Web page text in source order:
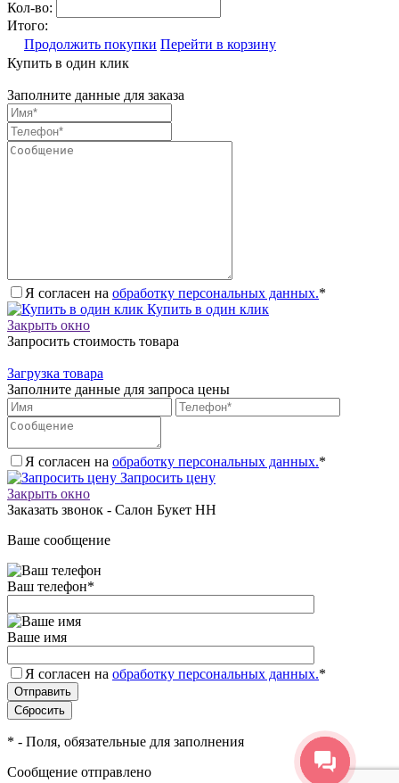
Кол-во:
Итого:
Продолжить покупки Перейти в корзину
Купить в один клик
Заполните данные для заказа
Я согласен на обработку персональных данных.*
Купить в один клик
Закрыть окно
Запросить стоимость товара
Загрузка товара
Заполните данные для запроса цены
Я согласен на обработку персональных данных.*
Запросить цену
Закрыть окно
Заказать звонок - Салон Букет НН
Ваше сообщение
Ваш телефон*
Ваше имя
Я согласен на обработку персональных данных.*
* - Поля, обязательные для заполнения
Сообщение отправлено